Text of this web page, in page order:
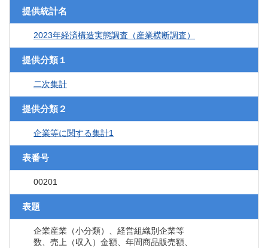
提供統計名
2023年経済構造実態調査（産業横断調査）
提供分類１
二次集計
提供分類２
企業等に関する集計1
表番号
00201
表題
企業産業（小分類）、経営組織別企業等
数、売上（収入）金額、年間商品販売額、